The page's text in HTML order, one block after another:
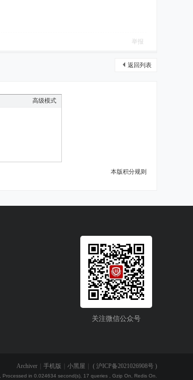
举报
返回列表
高级模式
本版积分规则
关注微信公众号
Archiver 手机版 小黑屋 ( 沪ICP备2021026908号 )
, Processed in 0.024634 second(s), 17 queries , Gzip On, Redis On.